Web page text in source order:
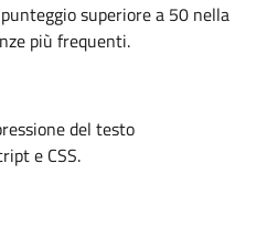
superiore a 50 nella
più frequenti.
del testo
e CSS.